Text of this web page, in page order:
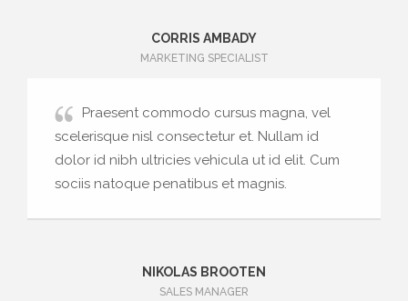
CORRIS AMBADY
MARKETING SPECIALIST
Praesent commodo cursus magna, vel
scelerisque nisl consectetur et. Nullam id
dolor id nibh ultricies vehicula ut id elit. Cum
sociis natoque penatibus et magnis.
NIKOLAS BROOTEN
SALES MANAGER